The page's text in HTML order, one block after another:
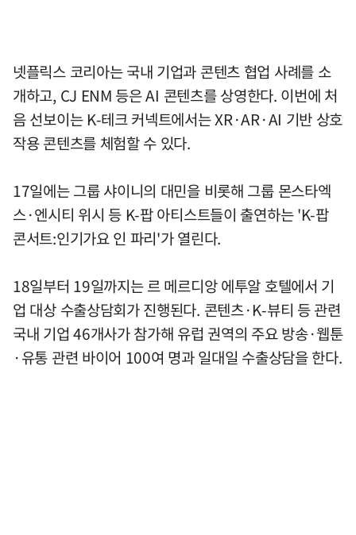
넷플릭스 코리아는 국내 기업과 콘텐츠 협업 사례를 소
개하고, CJ ENM 등은 AI 콘텐츠를 상영한다. 이번에 처
음 선보이는 K-테크 커넥트에서는 XR·AR·AI 기반 상호
작용 콘텐츠를 체험할 수 있다.
17일에는 그룹 샤이니의 대민을 비롯해 그룹 몬스타엑
스·엔시티 위시 등 K-팝 아티스트들이 출연하는 'K-팝
콘서트:인기가요 인 파리'가 열린다.
18일부터 19일까지는 르 메르디앙 에투알 호텔에서 기
업 대상 수출상담회가 진행된다. 콘텐츠·K-뷰티 등 관련
국내 기업 46개사가 참가해 유럽 권역의 주요 방송·웹툰
·유통 관련 바이어 100여 명과 일대일 수출상담을 한다.